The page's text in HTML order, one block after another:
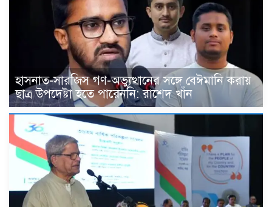
হাসনাত-সারজিস গণ-অভ্যুত্থানের সঙ্গে বেঈমানি করায়
ছাত্র উপদেষ্টা হতে পারেননি: রাশেদ খাঁন